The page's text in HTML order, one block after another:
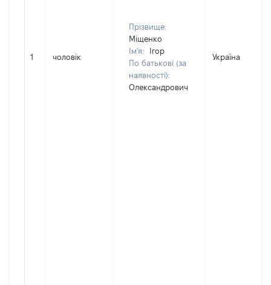
1 чоловік
Прізвище:
Міщенко
Ім'я:
Ігор
По батькові (за
наявності):
Олександрович
Україна